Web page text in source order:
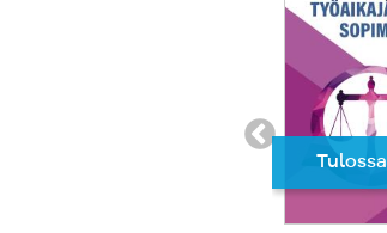
Tulossa